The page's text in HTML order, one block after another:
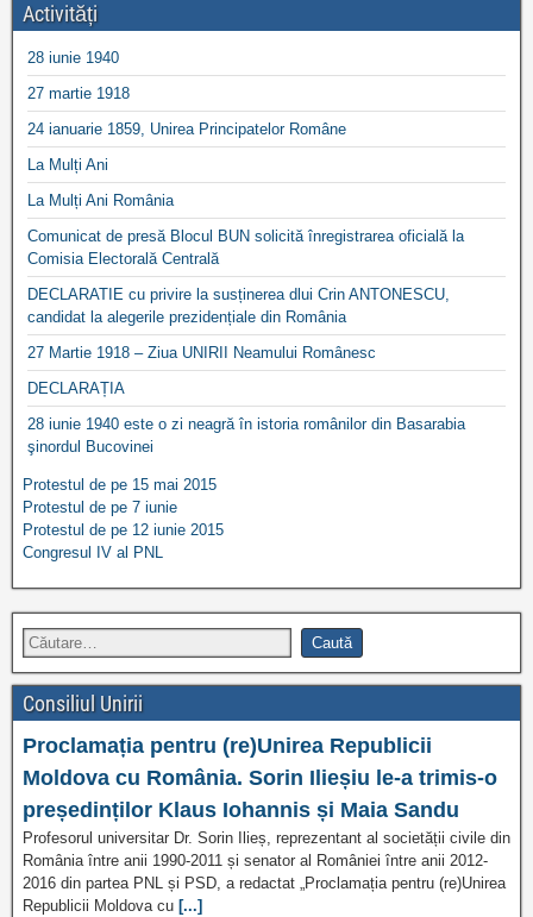
Activități
28 iunie 1940
27 martie 1918
24 ianuarie 1859, Unirea Principatelor Române
La Mulți Ani
La Mulți Ani România
Comunicat de presă Blocul BUN solicită înregistrarea oficială la
Comisia Electorală Centrală
DECLARATIE cu privire la susținerea dlui Crin ANTONESCU,
candidat la alegerile prezidențiale din România
27 Martie 1918 – Ziua UNIRII Neamului Românesc
DECLARAȚIA
28 iunie 1940 este o zi neagră în istoria românilor din Basarabia
şinordul Bucovinei
Protestul de pe 15 mai 2015
Protestul de pe 7 iunie
Protestul de pe 12 iunie 2015
Congresul IV al PNL
Consiliul Unirii
Proclamația pentru (re)Unirea Republicii
Moldova cu România. Sorin Ilieșiu le-a trimis-o
președinților Klaus Iohannis și Maia Sandu
Profesorul universitar Dr. Sorin Ilieș, reprezentant al societății civile din
România între anii 1990-2011 și senator al României între anii 2012-
2016 din partea PNL și PSD, a redactat „Proclamația pentru (re)Unirea
Republicii Moldova cu [...]